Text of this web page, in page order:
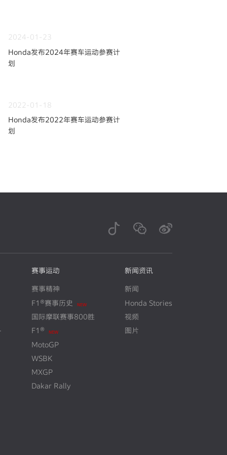
2024-01-23
Honda发布2024年赛车运动参赛计
划
2022-01-18
Honda发布2022年赛车运动参赛计
划
赛事运动
赛事精神
F1®赛事历史
NEW
国际摩联赛事800胜
F1®
NEW
MotoGP
WSBK
MXGP
Dakar Rally
新闻资讯
新闻
Honda Stories
视频
图片